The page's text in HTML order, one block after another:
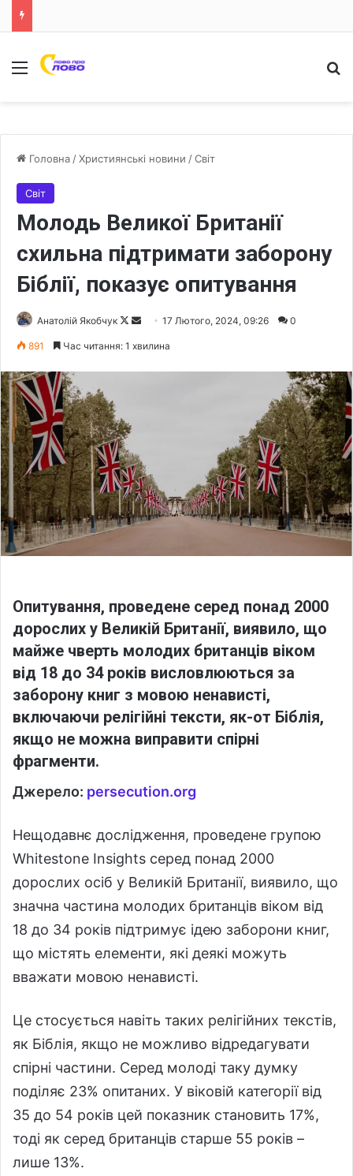
Меню
Головна /Християнські новини /Світ
Світ
Молодь Великої Британії
схильна підтримати заборону
Біблії, показує опитування
Анатолій Якобчук
F
n
X a
i
17 Лютого, 2024, 09:26 0
891 Час читання: 1 хвилина
Опитування, проведене серед понад 2000
дорослих у Великій Британії, виявило, що
майже чверть молодих британців віком
від 18 до 34 років висловлюються за
заборону книг з мовою ненависті,
включаючи релігійні тексти, як-от Біблія,
якщо не можна виправити спірні
фрагменти.
Джерело: persecution.org
Нещодавнє дослідження, проведене групою
Whitestone Insights серед понад 2000
дорослих осіб у Великій Британії, виявило, що
значна частина молодих британців віком від
18 до 34 років підтримує ідею заборони книг,
що містять елементи, які деякі можуть
вважати мовою ненависті.
Це стосується навіть таких релігійних текстів,
як Біблія, якщо не можливо відредагувати
спірні частини. Серед молоді таку думку
поділяє 23% опитаних. У віковій категорії від
35 до 54 років цей показник становить 17%,
тоді як серед британців старше 55 років –
лише 13%.